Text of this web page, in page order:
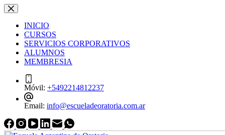
Saltar
contenido
Saltar
contenidoINICIO
CURSOS
SERVICIOS CORPORATIVOS
ALUMNOS
MEMBRESIA
Móvil: +5492214812237
Email: info@escueladeoratoria.com.ar